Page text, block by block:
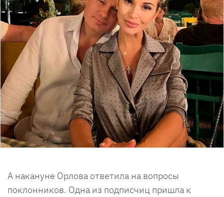
А накануне Орлова ответила на вопросы
поклонников. Одна из подписчиц пришла к